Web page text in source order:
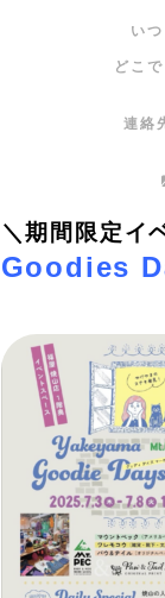
いつ
どこで
連絡
＼期間限定イ
Goodies